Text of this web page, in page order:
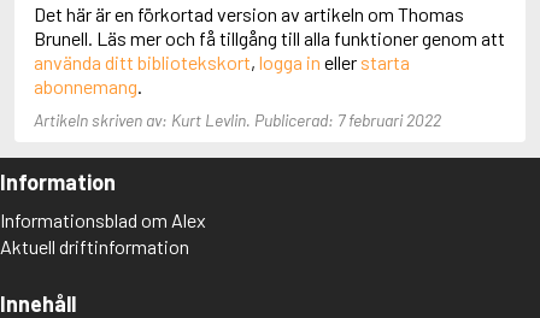
Adnan, Etel
Adolfsson, Eva
Adolfsson, Evert
Adolfsson, Gunnar
Adolfsson, Josefine
Adolphsen, Peter
Det här är en förkortad version av artikeln om Thomas
Brunell. Läs mer och få tillgång till alla funktioner genom att
använda ditt bibliotekskort, logga in eller starta
abonnemang
Artikeln skriven av: Kurt Levlin. Publicerad: 7 februari 2022
Information
Informationsblad om Alex
Aktuell driftinformation
Innehåll